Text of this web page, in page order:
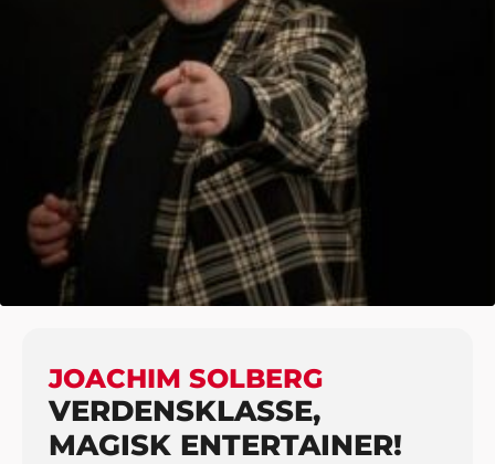
HJEM UNDERHOLDNING
KOMIK
JOACHIM SOLBERG
JOACHIM SOLBERG
VERDENSKLASSE,
MAGISK ENTERTAINER!